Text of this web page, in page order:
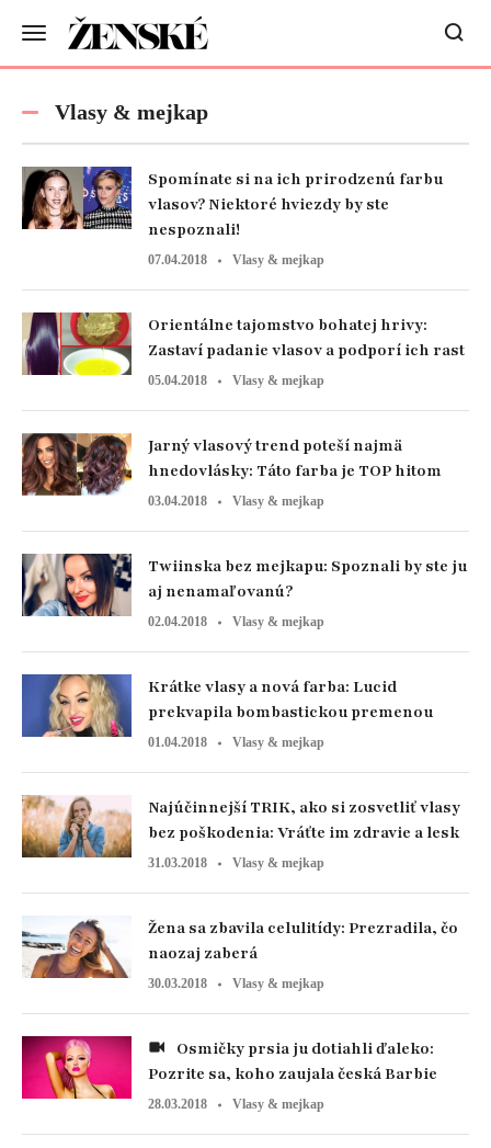
Vlasy & mejkap
Spomínate si na ich prirodzenú farbu
vlasov? Niektoré hviezdy by ste
nespoznali!
07.04.2018 Vlasy & mejkap
Orientálne tajomstvo bohatej hrivy:
Zastaví padanie vlasov a podporí ich rast
05.04.2018 Vlasy & mejkap
Jarný vlasový trend poteší najmä
hnedovlásky: Táto farba je TOP hitom
03.04.2018 Vlasy & mejkap
Twiinska bez mejkapu: Spoznali by ste ju
aj nenamaľovanú?
02.04.2018 Vlasy & mejkap
Krátke vlasy a nová farba: Lucid
prekvapila bombastickou premenou
01.04.2018 Vlasy & mejkap
Najúčinnejší TRIK, ako si zosvetliť vlasy
bez poškodenia: Vráťte im zdravie a lesk
31.03.2018 Vlasy & mejkap
Žena sa zbavila celulitídy: Prezradila, čo
naozaj zaberá
30.03.2018 Vlasy & mejkap
Pozrite sa, koho zaujala česká Barbie
28.03.2018 Vlasy & mejkap